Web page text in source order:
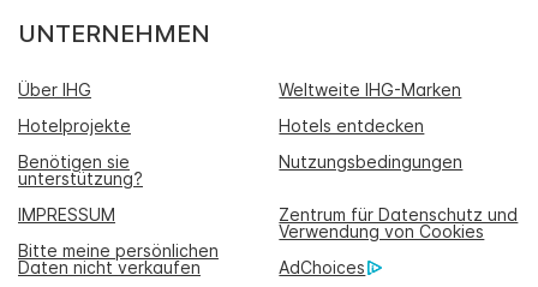
UNTERNEHMEN
Über IHG
Weltweite IHG-Marken
Hotelprojekte
Hotels entdecken
Benötigen sie
unterstützung?
Nutzungsbedingungen
IMPRESSUM
Zentrum für Datenschutz und
Verwendung von Cookies
Bitte meine persönlichen
Daten nicht verkaufen
AdChoices